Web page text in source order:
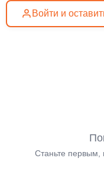
Войти и
Станьте первым,